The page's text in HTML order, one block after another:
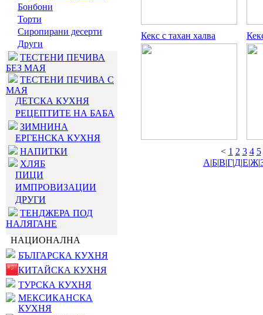
Бонбони
Торти
Сиропирани десерти
Други
ТЕСТЕНИ ПЕЧИВА
БЕЗ МАЯ
ТЕСТЕНИ ПЕЧИВА С
МАЯ
ДЕТСКА КУХНЯ
РЕЦЕПТИТЕ НА БАБА
ЗИМНИНА
ЕРГЕНСКА КУХНЯ
НАПИТКИ
ХЛЯБ
ПИЦИ
ИМПРОВИЗАЦИИ
ДРУГИ
ТЕНДЖЕРА ПОД
НАЛЯГАНЕ
НАЦИОНАЛНА
БЪЛГАРСКА КУХНЯ
КИТАЙСКА КУХНЯ
ТУРСКА КУХНЯ
МЕКСИКАНСКА
КУХНЯ
Кекс с тахан халва
< 1 2 3 4 5
А|Б|В|Г|Д|Е|Ж|